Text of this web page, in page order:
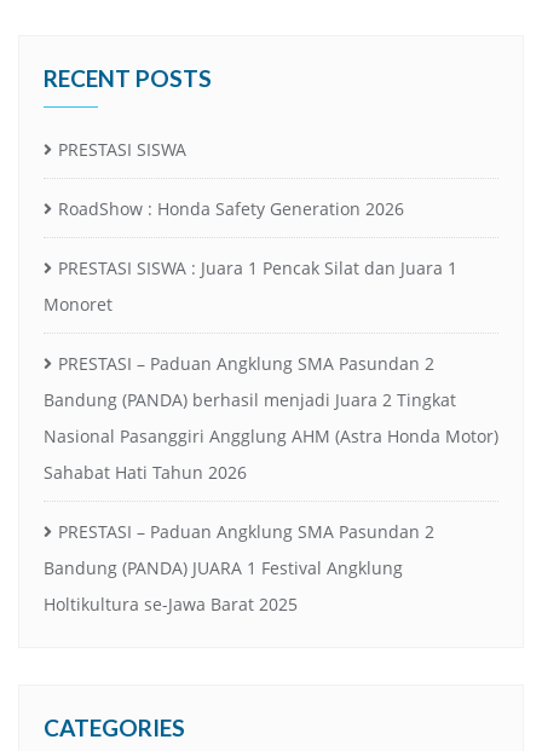
RECENT POSTS
PRESTASI SISWA
RoadShow : Honda Safety Generation 2026
PRESTASI SISWA : Juara 1 Pencak Silat dan Juara 1
Monoret
PRESTASI – Paduan Angklung SMA Pasundan 2
Bandung (PANDA) berhasil menjadi Juara 2 Tingkat
Nasional Pasanggiri Angglung AHM (Astra Honda Motor)
Sahabat Hati Tahun 2026
PRESTASI – Paduan Angklung SMA Pasundan 2
Bandung (PANDA) JUARA 1 Festival Angklung
Holtikultura se-Jawa Barat 2025
CATEGORIES